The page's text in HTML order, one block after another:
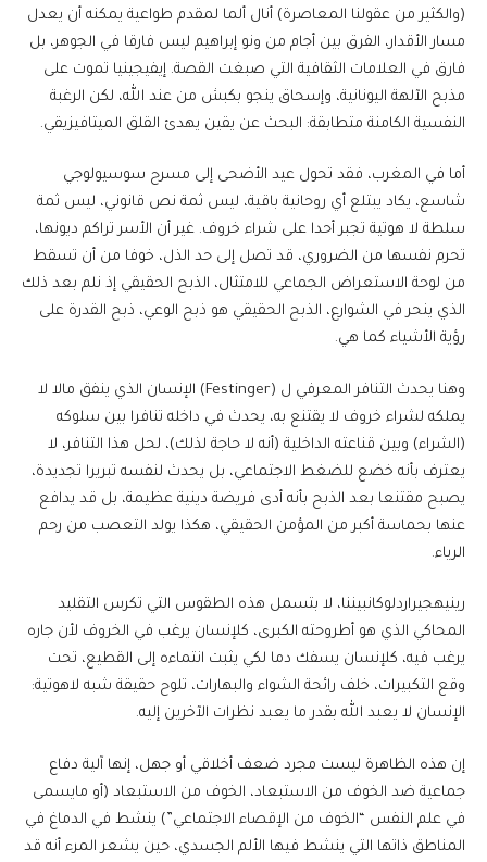
(والكثير من عقولنا المعاصرة) أنال ألما لمقدم طواعية يمكنه أن يعدل
مسار الأقدار، الفرق بين أجام من ونو إبراهيم ليس فارقا في الجوهر، بل
فارق في العلامات الثقافية التي صبغت القصة. إيفيجينيا تموت على
مذبح الآلهة اليونانية، وإسحاق ينجو بكبش من عند الله، لكن الرغبة
النفسية الكامنة متطابقة: البحث عن يقين يهدئ القلق الميتافيزيقي.
أما في المغرب، فقد تحول عيد الأضحى إلى مسرح سوسيولوجي
شاسع، يكاد يبتلع أي روحانية باقية، ليس ثمة نص قانوني، ليس ثمة
سلطة لا هوتية تجبر أحدا على شراء خروف. غير أن الأسر تراكم ديونها،
تحرم نفسها من الضروري، قد تصل إلى حد الذل، خوفا من أن تسقط
من لوحة الاستعراض الجماعي للامتثال، الذبح الحقيقي إذ نلم بعد ذلك
الذي ينحر في الشوارع، الذبح الحقيقي هو ذبح الوعي، ذبح القدرة على
رؤية الأشياء كما هي.
وهنا يحدث التنافر المعرفي ل (Festinger) الإنسان الذي ينفق مالا لا
يملكه لشراء خروف لا يقتنع به، يحدث في داخله تنافرا بين سلوكه
(الشراء) وبين قناعته الداخلية (أنه لا حاجة لذلك)، لحل هذا التنافر، لا
يعترف بأنه خضع للضغط الاجتماعي، بل يحدث لنفسه تبريرا تجديدة،
يصبح مقتنعا بعد الذبح بأنه أدى فريضة دينية عظيمة، بل قد يدافع
عنها بحماسة أكبر من المؤمن الحقيقي، هكذا يولد التعصب من رحم
الرياء.
رينيهجيراردلوكانبيننا، لا بتسمل هذه الطقوس التي تكرس التقليد
المحاكي الذي هو أطروحته الكبرى، كلإنسان يرغب في الخروف لأن جاره
يرغب فيه، كلإنسان يسفك دما لكي يثبت انتماءه إلى القطيع، تحت
وقع التكبيرات، خلف رائحة الشواء والبهارات، تلوح حقيقة شبه لاهوتية:
الإنسان لا يعبد الله بقدر ما يعبد نظرات الآخرين إليه.
إن هذه الظاهرة ليست مجرد ضعف أخلاقي أو جهل، إنها آلية دفاع
جماعية ضد الخوف من الاستبعاد، الخوف من الاستبعاد (أو مايسمى
في علم النفس “الخوف من الإقصاء الاجتماعي”) ينشط في الدماغ في
المناطق ذاتها التي ينشط فيها الألم الجسدي، حين يشعر المرء أنه قد